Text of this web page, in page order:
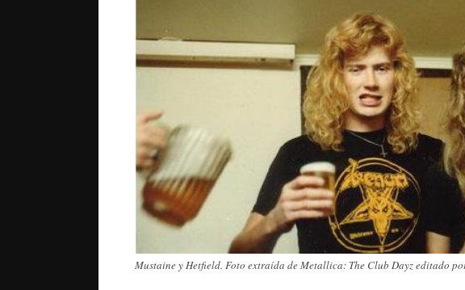
Mustaine y Hetfield. Foto extraída de Metallica: The Club Dayz editado